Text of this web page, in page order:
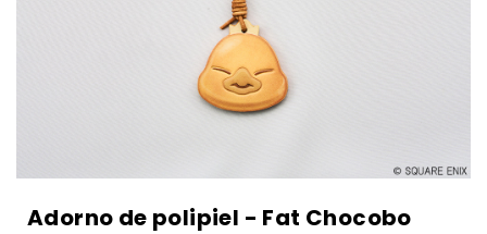
Adorno de polipiel - Fat Chocobo